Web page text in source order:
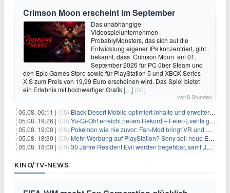
Crimson Moon erscheint im September
Das unabhängige
Videospielunternehmen
ProbablyMonsters, das sich auf die
Entwicklung eigener IPs konzentriert, gibt
bekannt, dass Crimson Moon am 01.
September 2026 für PC über Steam und
den Epic Games Store sowie für PlayStation 5 und XBOX Series
X|S zum Preis von 19,99 Euro erscheinen wird. Das Spiel bietet
ein Erlebnis mit hochwertiger Grafik[…] (00)
vor 8 Stunden
06.08. 06:11 | (00) Black Desert Mobile optimiert Inhalte und erweitert Treasure Access
05.08. 19:26 | (00) Yu‑Gi‑Oh! erreicht neuen Rekord – Feier‑Events gestartet
05.08. 19:00 | (00) Pokémon wie nie zuvor: Fan-Mod bringt VR und Ego-Perspektive nach Kanto
05.08. 18:30 | (00) Mehr Werbung auf PlayStation? Sony soll neue Einnahmequellen prüfen
05.08. 18:00 | (00) 30 Jahre Resident Evil werden begehbar, samt „lebensgroßem Leon“
KINO/TV-NEWS